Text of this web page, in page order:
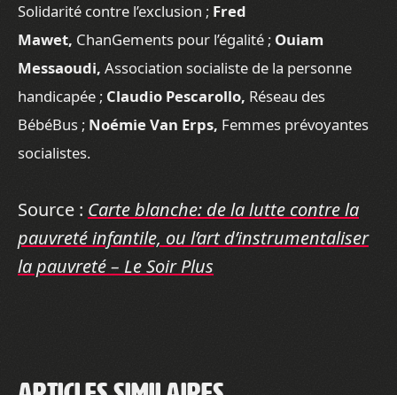
Solidarité contre l’exclusion ; Fred
Mawet, ChanGements pour l’égalité ; Ouiam
Messaoudi, Association socialiste de la personne
handicapée ; Claudio Pescarollo, Réseau des
BébéBus ; Noémie Van Erps, Femmes prévoyantes
socialistes.
Source : Carte blanche: de la lutte contre la
pauvreté infantile, ou l’art d’instrumentaliser
la pauvreté – Le Soir Plus